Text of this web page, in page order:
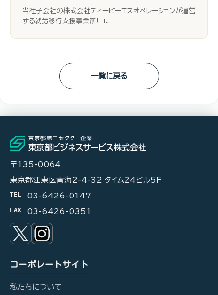
当社子会社の株式会社ティービーエスオペレーションが運営
する就労移行支援事業所「コ...
一覧に戻る
〒135-0064
東京都江東区青海2-4-32 タイム24ビル5F
TEL 03-6426-0147
FAX 03-6426-0351
コーポレートサイト
私たちについて